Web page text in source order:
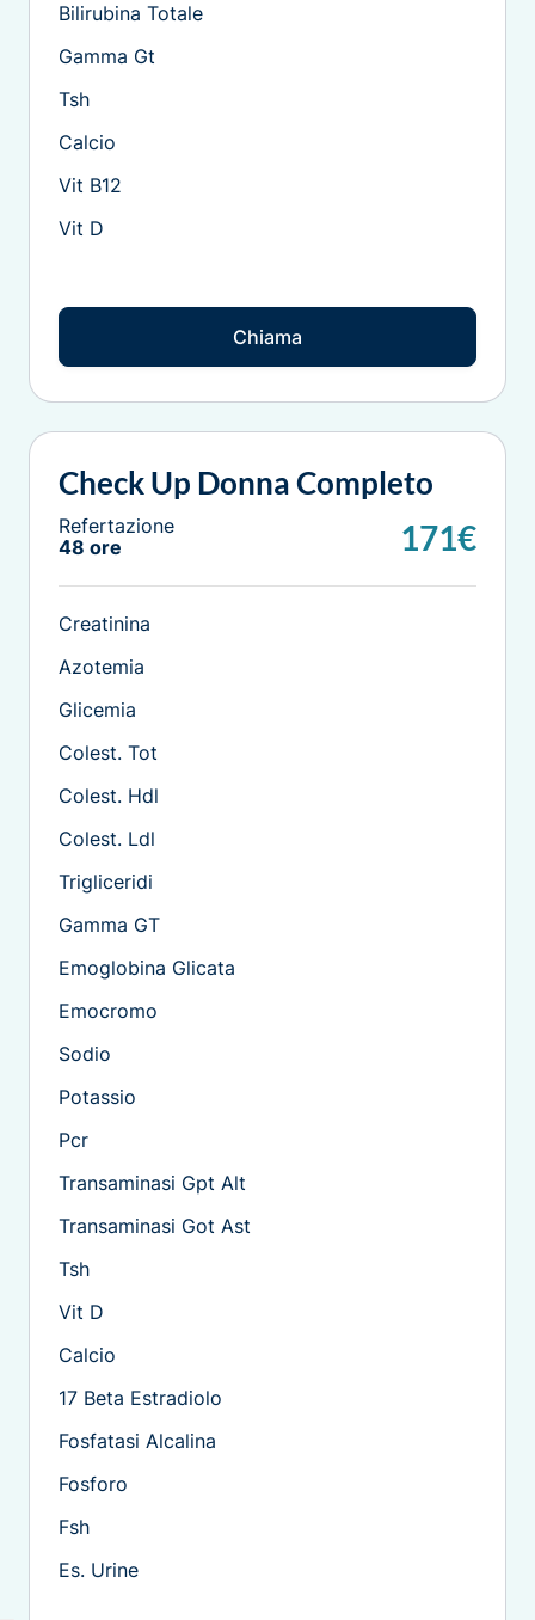
Bilirubina Totale
Gamma Gt
Tsh
Calcio
Vit B12
Vit D
Chiama
Check Up Donna Completo
Refertazione
48 ore
171€
Creatinina
Azotemia
Glicemia
Colest. Tot
Colest. Hdl
Colest. Ldl
Trigliceridi
Gamma GT
Emoglobina Glicata
Emocromo
Sodio
Potassio
Pcr
Transaminasi Gpt Alt
Transaminasi Got Ast
Tsh
Vit D
Calcio
17 Beta Estradiolo
Fosfatasi Alcalina
Fosforo
Fsh
Es. Urine